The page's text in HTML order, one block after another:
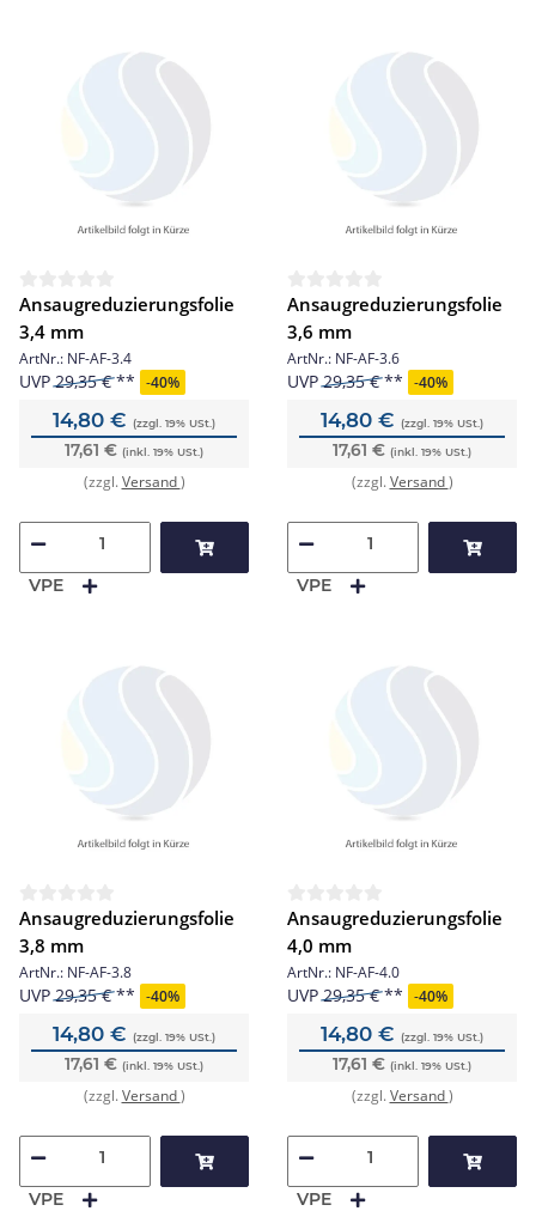
Ansaugreduzierungsfolie
3,4 mm
ArtNr.: NF-AF-3.4
UVP29,35 € -40%
14,80 € (zzgl. 19% USt.)
17,61 € (inkl. 19% USt.)
(zzgl.Versand)
VPE
Ansaugreduzierungsfolie
3,6 mm
ArtNr.: NF-AF-3.6
UVP29,35 € -40%
14,80 € (zzgl. 19% USt.)
17,61 € (inkl. 19% USt.)
(zzgl.Versand)
VPE
Ansaugreduzierungsfolie
3,8 mm
ArtNr.: NF-AF-3.8
UVP29,35 € -40%
14,80 € (zzgl. 19% USt.)
17,61 € (inkl. 19% USt.)
(zzgl.Versand)
VPE
Ansaugreduzierungsfolie
4,0 mm
ArtNr.: NF-AF-4.0
UVP29,35 € -40%
14,80 € (zzgl. 19% USt.)
17,61 € (inkl. 19% USt.)
(zzgl.Versand)
VPE